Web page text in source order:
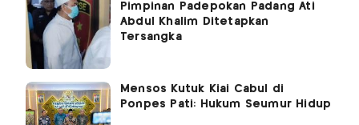
Pimpinan Padepokan Padang Ati
Abdul Khalim Ditetapkan
Tersangka
Mensos Kutuk Kiai Cabul di
Ponpes Pati: Hukum Seumur Hidup